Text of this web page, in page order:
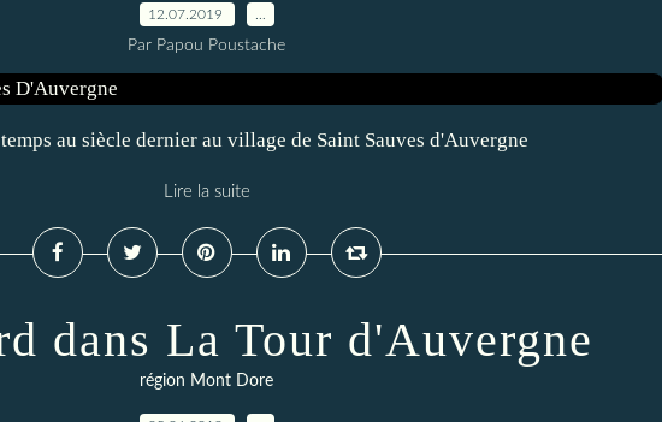
12.07.2019
Par Papou Poustache
au siècle dernier au village de Saint Sauves d'Auvergne
Lire la suite
dans La Tour d'Auvergne
région Mont Dore